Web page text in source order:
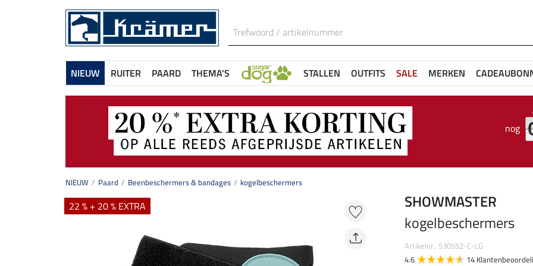
NIEUW RUITER PAARD THEMA'S STALLEN OUTFITS SALE MERKEN
nog
NIEUW Paard Beenbeschermers & bandages kogelbeschermers
22 % + 20 % EXTRA
SHOWMASTER
kogelbeschermers
Artikelnr.: 530552-C-LG
4.6
14